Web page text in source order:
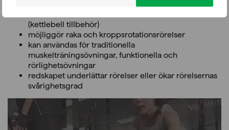
(kettlebell tillbehör)
möjliggör raka och kroppsrotationsrörelser
kan användas för traditionella
muskelträningsövningar, funktionella och
rörlighetsövningar
redskapet underlättar rörelser eller ökar rörelsernas
svårighetsgrad